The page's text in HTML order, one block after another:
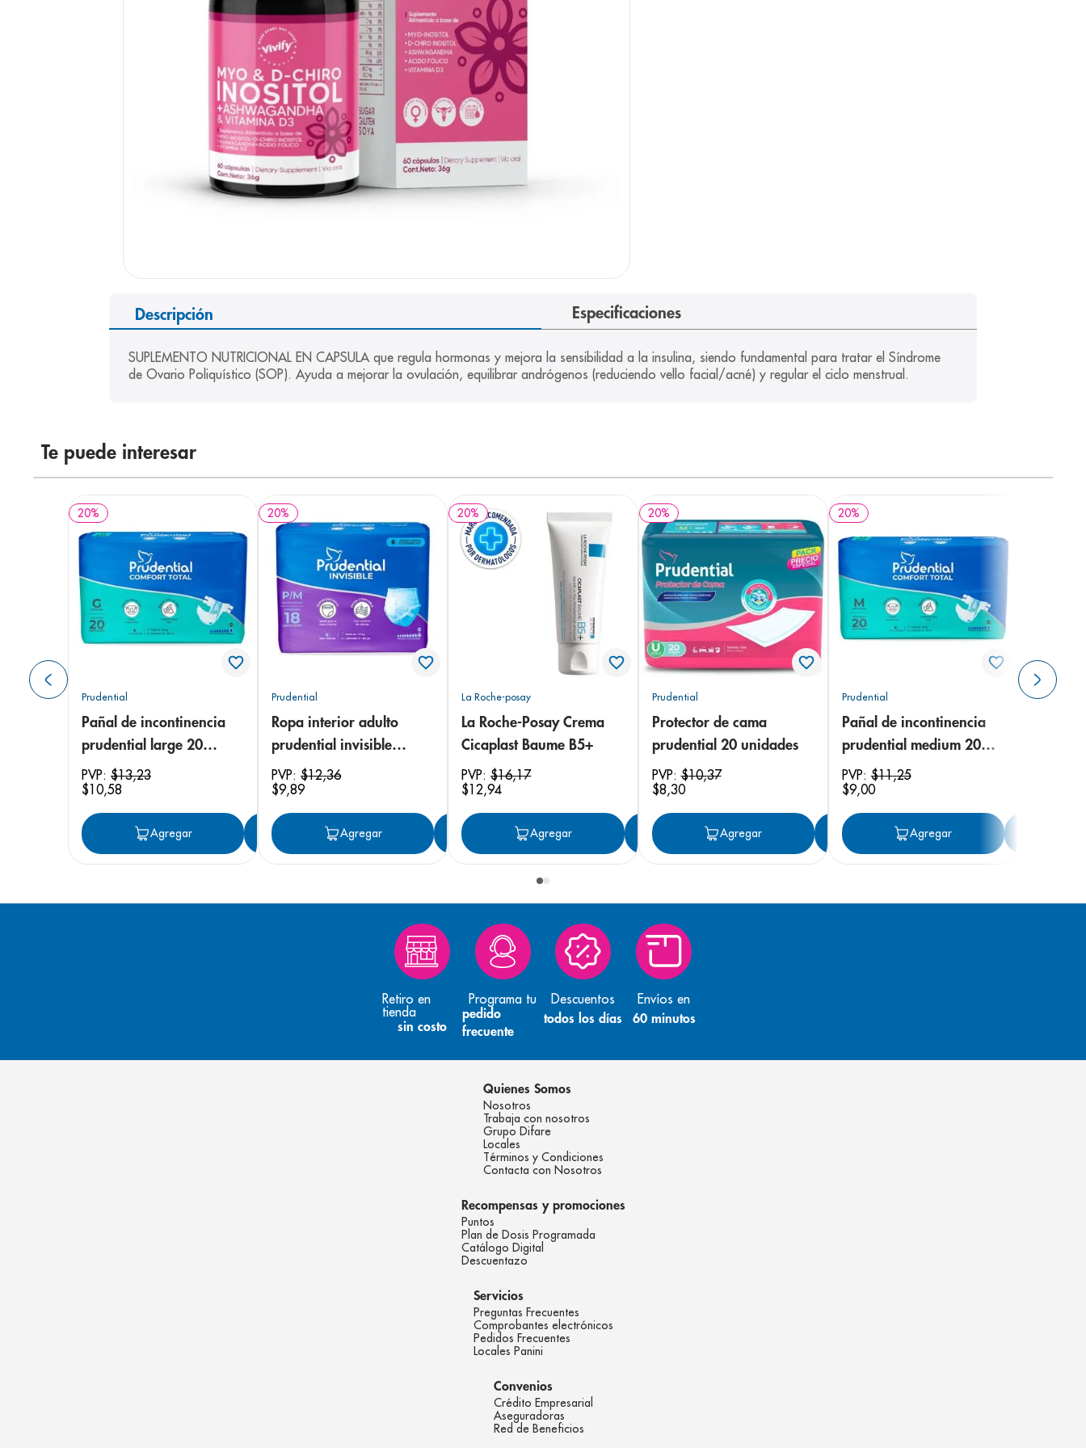
Descripción Especificaciones
SUPLEMENTO NUTRICIONAL EN CAPSULA que regula hormonas y mejora la sensibilidad a la insulina, siendo fundamental para tratar el Síndrome
de Ovario Poliquístico (SOP). Ayuda a mejorar la ovulación, equilibrar andrógenos (reduciendo vello facial/acné) y regular el ciclo menstrual.
Te puede interesar
20%
Prudential
Pañal de incontinencia
prudential large 20
unidades
PVP: $13,23
$10,58
Agregar Agregar
20%
Prudential
Ropa interior adulto
prudential invisible
small/medium 18
unidades
PVP:$12,36
$9,89
Agregar Agregar
20%
La Roche-posay
La Roche-Posay Crema
Cicaplast Baume B5+
PVP:$16,17
$12,94
Agregar Agregar
20%
Prudential
Protector de cama
prudential 20 unidades
PVP:$10,37
$8,30
Agregar Agregar
20%
Prudential
Pañal de incontinencia
prudential medium 20
unidades
PVP:$11,25
$9,00
Agregar
Retiro en
tienda
sin costo
Programa tu
pedido
frecuente
Descuentos
todos los días
Envíos en
60 minutos
Quienes Somos
Nosotros
Trabaja con nosotros
Grupo Difare
Locales
Términos y Condiciones
Contacta con Nosotros
Recompensas y promociones
Puntos
Plan de Dosis Programada
Catálogo Digital
Descuentazo
Servicios
Preguntas Frecuentes
Comprobantes electrónicos
Pedidos Frecuentes
Locales Panini
Convenios
Crédito Empresarial
Aseguradoras
Red de Beneficios
panolini
10 prueba embarazo